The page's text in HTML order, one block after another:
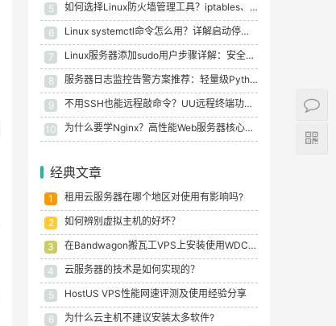
5 如何选择Linux防火墙管理工具？iptables、firewalld、UFW对比详解
6 Linux systemctl命令怎么用？详解启动停止重启服务及状态检查
7 Linux服务器添加sudo用户步骤详解：安全授权与常见问题
8 服务器日志监控告警方案推荐：轻量级Python脚本搭配钉钉推送
9 不用SSH也能远程敲命令？UU远程终端功能体验
10 为什么要学Nginx？高性能Web服务器核心价值与应用场景
经典文章
1 租用云服务器在哪个地区对使用有影响吗?
2 如何辨别虚拟主机的好坏？
3 在Bandwagon搬瓦工VPS上安装使用WDCP控制面板的教程
4 云服务器的技术是如何实现的？
5 HostUS VPS性能网速评测及使用经验分享
6 为什么云主机不建议安装太多软件?